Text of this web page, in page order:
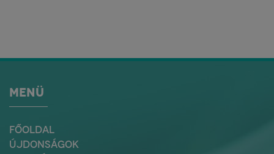
MENÜ
FŐOLDAL
ÚJDONSÁGOK